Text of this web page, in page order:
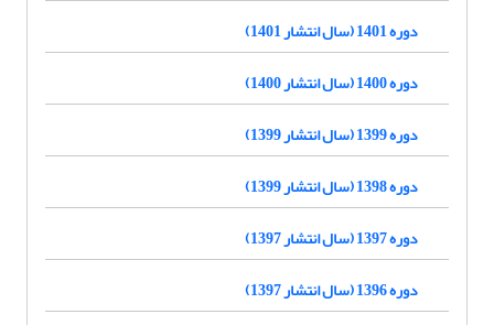
دوره 1401 (سال انتشار 1401)
دوره 1400 (سال انتشار 1400)
دوره 1399 (سال انتشار 1399)
دوره 1398 (سال انتشار 1399)
دوره 1397 (سال انتشار 1397)
دوره 1396 (سال انتشار 1397)